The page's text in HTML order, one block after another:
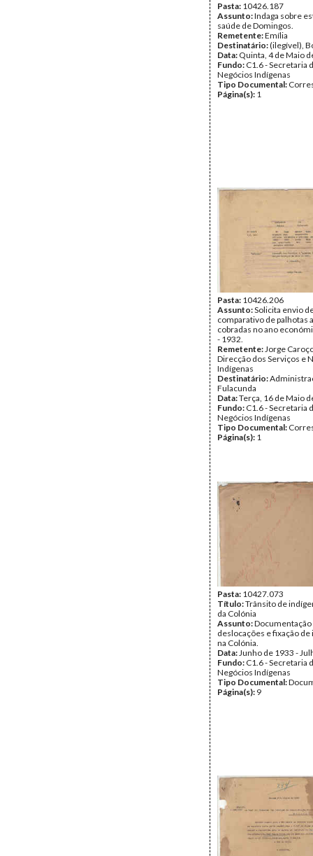
Pasta: 10426.187
Assunto:Indaga sobre
saúde de Domingos.
Remetente:Emília
Destinatário:(ilegível),
Data: Quinta, 4 de Maio
Fundo: C1.6 - Secretaria
Negócios Indígenas
Tipo Documental:
Página(s): 1
Pasta: 10426.206
Assunto:Solicita envio
comparativo de palhotas
cobradas no ano
- 1932.
Remetente:Jorge
Direcção dos Serviços e
Indígenas
Destinatário:
Fulacunda
Data:Terça, 16 de Maio
Fundo: C1.6 - Secretaria
Negócios Indígenas
Tipo Documental:
Página(s): 1
Pasta: 10427.073
Título:Trânsito de
da Colónia
Assunto:Documentação
deslocações e fixação de
na Colónia.
Data:Junho de 1933 -
Fundo: C1.6 - Secretaria
Negócios Indígenas
Tipo Documental:
Página(s): 9